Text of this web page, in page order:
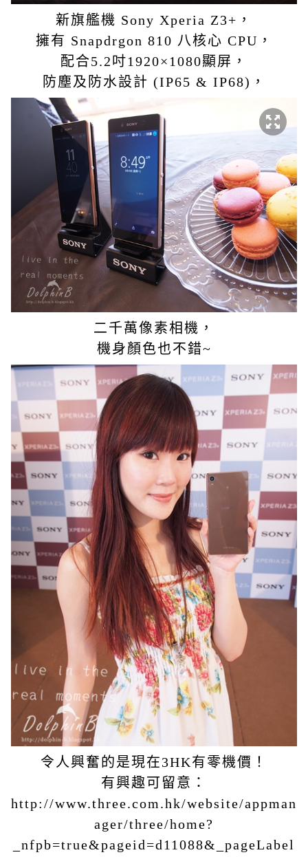
新旗艦機 Sony Xperia Z3+，
擁有 Snapdrgon 810 八核心 CPU，
配合5.2吋1920×1080顯屏，
防塵及防水設計 (IP65 & IP68)，
二千萬像素相機，
機身顏色也不錯~
令人興奮的是現在3HK有零機價！
有興趣可留意：
http://www.three.com.hk/website/appman
ager/three/home?
_nfpb=true&pageid=d11088&_pageLabel